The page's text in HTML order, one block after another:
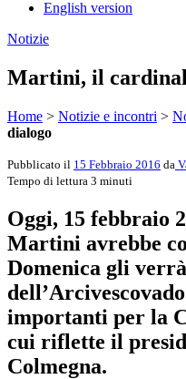
English version
Notizie
Martini, il
Home > Notizie e incontri >
dialogo
Pubblicato il 15 Febbraio 2016 da
Tempo di lettura 3 minuti
Oggi, 15 febbraio
Martini avrebbe
Domenica gli
importanti per la
cui riflette il
Colmegna.